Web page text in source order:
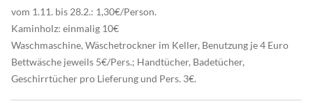
vom 1.11. bis 28.2.: 1,30€/Person.
Kaminholz: einmalig 10€
Waschmaschine, Wäschetrockner im Keller, Benutzung je 4 Euro
Bettwäsche jeweils 5€/Pers.; Handtücher, Badetücher,
Geschirrtücher pro Lieferung und Pers. 3€.